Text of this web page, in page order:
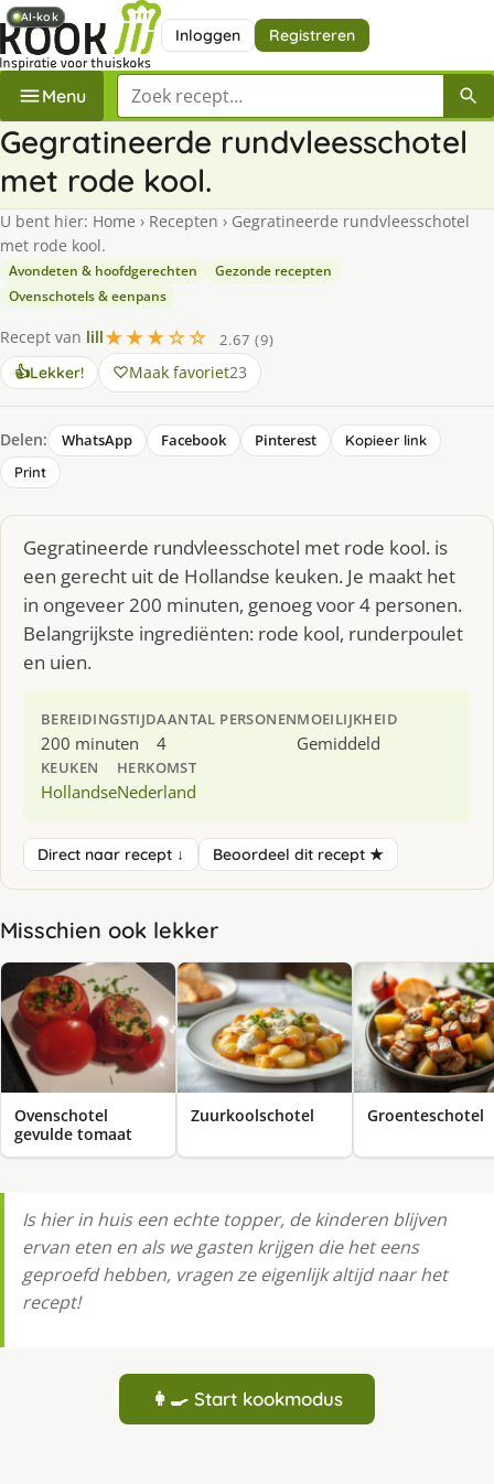
Inloggen Registreren
Menu Zoek een recept
Gegratineerde rundvleesschotel
met rode kool.
U bent hier: Home › Recepten › Gegratineerde rundvleesschotel
met rode kool.
Avondeten & hoofdgerechten
Gezonde recepten
Ovenschotels & eenpans
Recept van lill★★★☆☆
2.67 (9)
👍Lekker! Maak favoriet23
Delen: WhatsApp Facebook Pinterest
Kopieer link
Print
Gegratineerde rundvleesschotel met rode kool. is
een gerecht uit de Hollandse keuken. Je maakt het
in ongeveer 200 minuten, genoeg voor 4 personen.
Belangrijkste ingrediënten: rode kool, runderpoulet
en uien.
BEREIDINGSTIJD
200 minuten
AANTAL PERSONEN
4
MOEILIJKHEID
Gemiddeld
KEUKEN
Hollandse
HERKOMST
Nederland
Direct naar recept ↓ Beoordeel dit recept ★
Misschien ook lekker
Ovenschotel
gevulde tomaat
AI-kok
Zuurkoolschotel
AI-kok
Groenteschotel
Is hier in huis een echte topper, de kinderen blijven
ervan eten en als we gasten krijgen die het eens
geproefd hebben, vragen ze eigenlijk altijd naar het
recept!
👩‍🍳 Start kookmodus